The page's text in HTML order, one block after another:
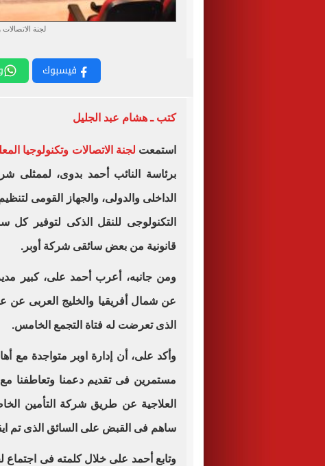
لجنة
فيسبوك
كتب ـ هشام عبد الجليل
استمعت لجنة الاتصالات وتكنولوجيا
برئاسة النائب أحمد بدوى، لممثلى
الداخلى والدولى، والجهاز القومى
التكنولوجى للنقل الذكى لتوفير
قانونية من بعض سائقى شركة أوبر.
ومن جانبه، أعرب أحمد على، كبير
عن شمال أفريقيا والخليج العربى
الذى تعرضت له فتاة التجمع الخامس.
وأكد على، أن إدارة اوبر متواجدة مع
مستمرين فى تقديم دعمنا وتعاطفنا
العلاجية عن طريق شركة التأمين
ساهم فى القبض على السائق الذى تم
وتابع أحمد على خلال كلمته فى اجتماع